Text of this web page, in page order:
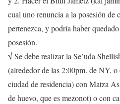
cual uno renuncia a la posesión de
pertenezca, y podría haber
posesión.
√ Se debe realizar la Se’uda
(alrededor de las 2:00pm. de NY,
ciudad de residencia) con Matza
de huevo, que es mezonot) o con